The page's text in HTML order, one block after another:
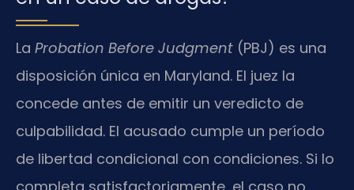
La Probation Before Judgment (PBJ) es una
disposición única en Maryland. El juez la
concede antes de emitir un veredicto de
culpabilidad. El acusado cumple un período
de libertad condicional con condiciones. Si lo